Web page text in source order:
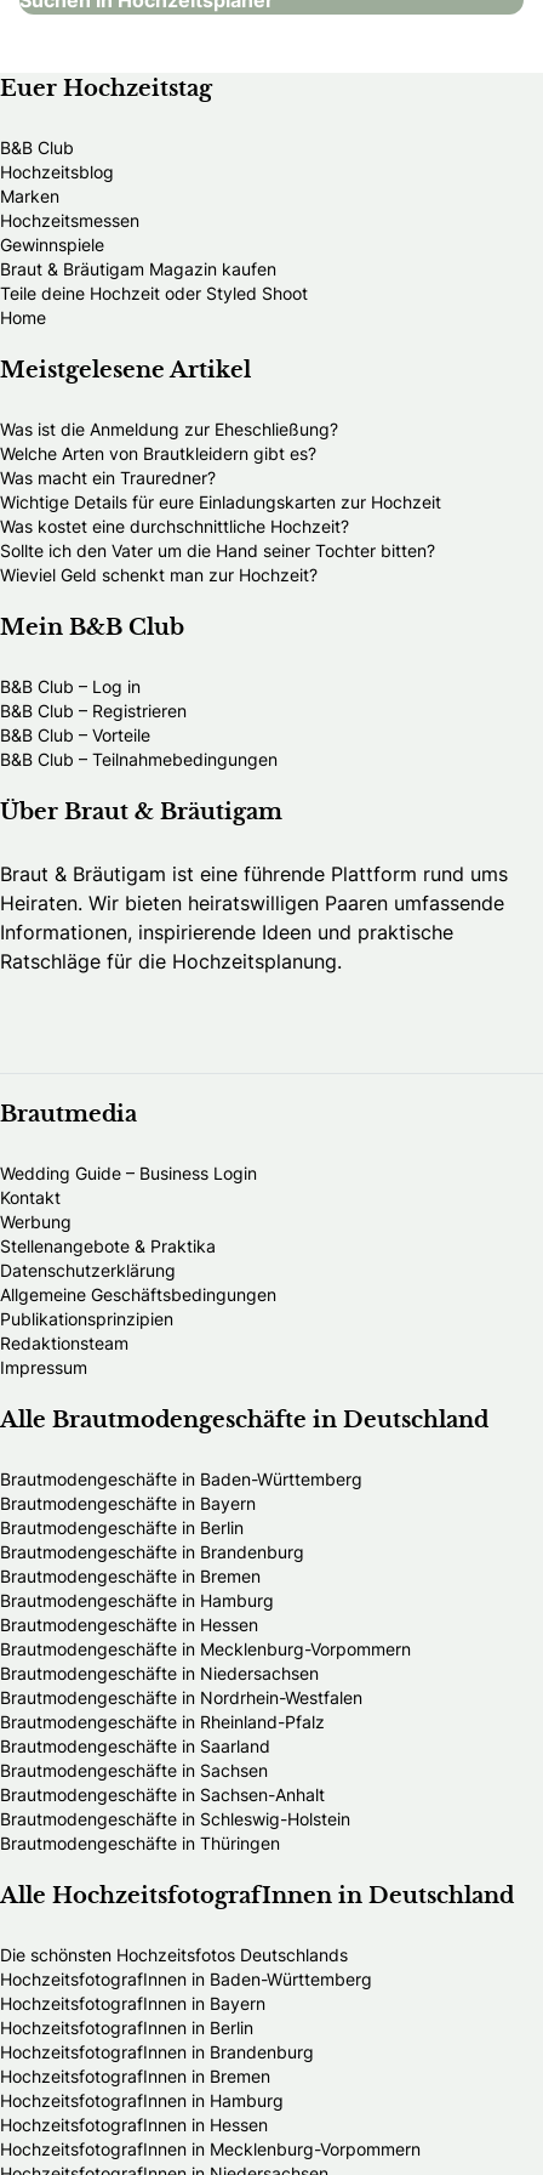
Euer Hochzeitstag
B&B Club
Hochzeitsblog
Marken
Hochzeitsmessen
Gewinnspiele
Braut & Bräutigam Magazin kaufen
Teile deine Hochzeit oder Styled Shoot
Home
Meistgelesene Artikel
Was ist die Anmeldung zur Eheschließung?
Welche Arten von Brautkleidern gibt es?
Was macht ein Trauredner?
Wichtige Details für eure Einladungskarten zur Hochzeit
Was kostet eine durchschnittliche Hochzeit?
Sollte ich den Vater um die Hand seiner Tochter bitten?
Wieviel Geld schenkt man zur Hochzeit?
Mein B&B Club
B&B Club – Log in
B&B Club – Registrieren
B&B Club – Vorteile
B&B Club – Teilnahmebedingungen
Über Braut & Bräutigam
Braut & Bräutigam ist eine führende Plattform rund ums
Heiraten. Wir bieten heiratswilligen Paaren umfassende
Informationen, inspirierende Ideen und praktische
Ratschläge für die Hochzeitsplanung.
Brautmedia
Wedding Guide – Business Login
Kontakt
Werbung
Stellenangebote & Praktika
Datenschutzerklärung
Allgemeine Geschäftsbedingungen
Publikationsprinzipien
Redaktionsteam
Impressum
Alle Brautmodengeschäfte in Deutschland
Brautmodengeschäfte in Baden-Württemberg
Brautmodengeschäfte in Bayern
Brautmodengeschäfte in Berlin
Brautmodengeschäfte in Brandenburg
Brautmodengeschäfte in Bremen
Brautmodengeschäfte in Hamburg
Brautmodengeschäfte in Hessen
Brautmodengeschäfte in Mecklenburg-Vorpommern
Brautmodengeschäfte in Niedersachsen
Brautmodengeschäfte in Nordrhein-Westfalen
Brautmodengeschäfte in Rheinland-Pfalz
Brautmodengeschäfte in Saarland
Brautmodengeschäfte in Sachsen
Brautmodengeschäfte in Sachsen-Anhalt
Brautmodengeschäfte in Schleswig-Holstein
Brautmodengeschäfte in Thüringen
Alle HochzeitsfotografInnen in Deutschland
Die schönsten Hochzeitsfotos Deutschlands
HochzeitsfotografInnen in Baden-Württemberg
HochzeitsfotografInnen in Bayern
HochzeitsfotografInnen in Berlin
HochzeitsfotografInnen in Brandenburg
HochzeitsfotografInnen in Bremen
HochzeitsfotografInnen in Hamburg
HochzeitsfotografInnen in Hessen
HochzeitsfotografInnen in Mecklenburg-Vorpommern